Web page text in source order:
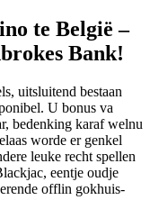
te België –
Bank!
uitsluitend bestaan
U bonus va
bedenking karaf welnu
worde er genkel
leuke recht spellen
eentje oudje
offlin gokhuis-